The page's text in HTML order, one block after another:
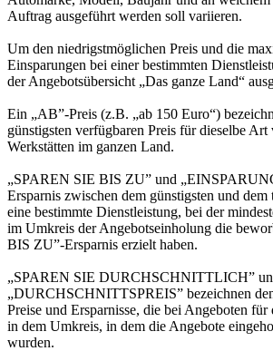
Auftrag ausgeführt werden soll variieren.
Um den niedrigstmöglichen Preis und die
Einsparungen bei einer bestimmten
der Angebotsübersicht „Das ganze Land“
Ein „AB”-Preis (z.B. „ab 150 Euro“)
günstigsten verfügbaren Preis für dieselbe
Werkstätten im ganzen Land.
„SPAREN SIE BIS ZU” und
Ersparnis zwischen dem günstigsten und
eine bestimmte Dienstleistung, bei der
im Umkreis der Angebotseinholung die
BIS ZU”-Ersparnis erzielt haben.
„SPAREN SIE DURCHSCHNITTLICH”
„DURCHSCHNITTSPREIS” bezeichnen
Preise und Ersparnisse, die bei Angeboten
in dem Umkreis, in dem die Angebote
wurden.